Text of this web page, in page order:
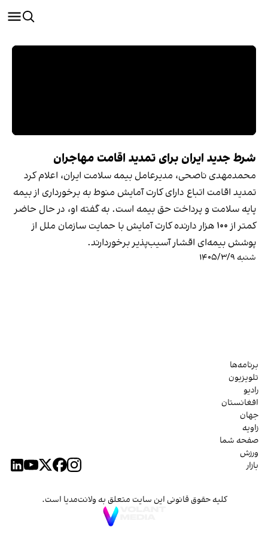
شرط جدید ایران برای تمدید اقامت مهاجران
محمدمهدی ناصحی، مدیرعامل بیمه سلامت ایران، اعلام کرد
تمدید اقامت اتباع دارای کارت آمایش منوط به برخورداری از بیمه
پایه سلامت و پرداخت حق بیمه است. به گفته او، در حال حاضر
کمتر از ۱۰۰ هزار دارنده کارت آمایش با حمایت سازمان ملل از
پوشش بیمه‌ای اقشار آسیب‌پذیر برخوردارند.
شنبه ۱۴۰۵/۳/۹
برنامه‌ها
تلویزیون
رادیو
افغانستان
جهان
زاویه
صفحه شما
ورزش
بازار
کلیه حقوق قانونی این سایت متعلق به ولانت‌مدیا است.